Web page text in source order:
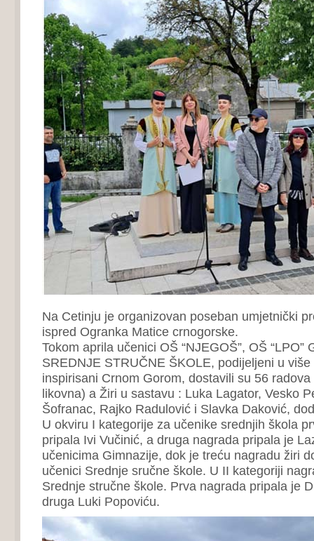
Na Cetinju je organizovan poseban umjetnički
ispred Ogranka Matice crnogorske.
Tokom aprila učenici OŠ “NJEGOŠ”, OŠ “LPO”
SREDNJE STRUČNE ŠKOLE, podijeljeni u
inspirisani Crnom Gorom, dostavili su 56
likovna) a Žiri u sastavu : Luka Lagator, Vesko
Šofranac, Rajko Radulović i Slavka Daković,
U okviru I kategorije za učenike srednjih škola
pripala Ivi Vučinić, a druga nagrada pripala je
učenicima Gimnazije, dok je treću nagradu žiri
učenici Srednje sručne škole. U II kategoriji
Srednje stručne škole. Prva nagrada pripala je
druga Luki Popoviću.